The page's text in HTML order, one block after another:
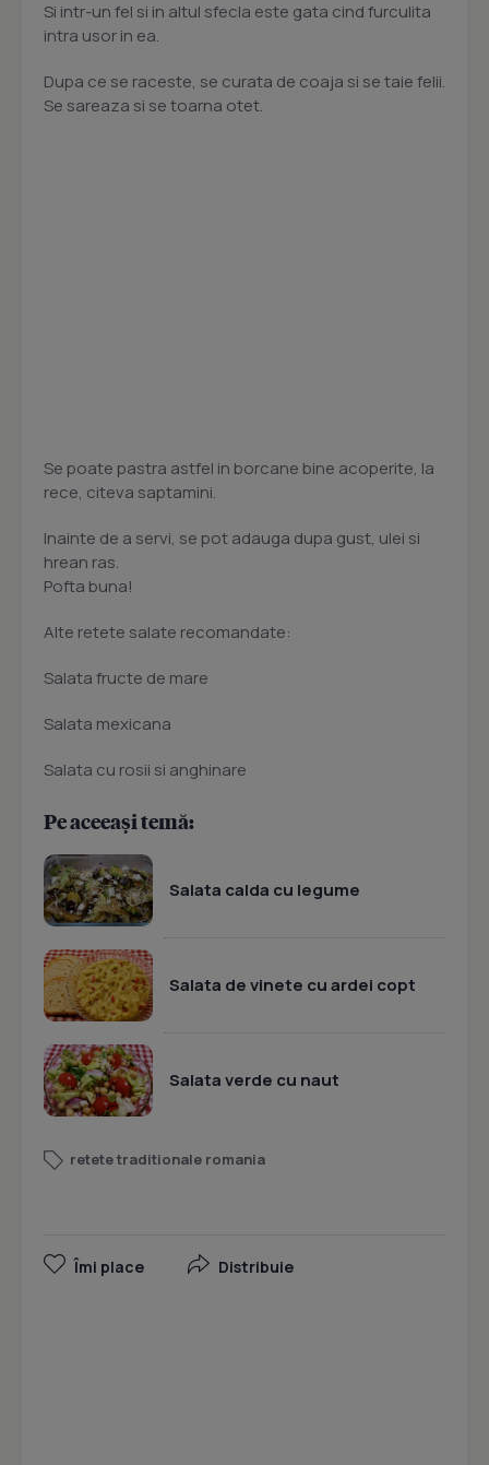
Si intr-un fel si in altul sfecla este gata cind furculita
intra usor in ea.
Dupa ce se raceste, se curata de coaja si se taie felii.
Se sareaza si se toarna otet.
Se poate pastra astfel in borcane bine acoperite, la
rece, citeva saptamini.
Inainte de a servi, se pot adauga dupa gust, ulei si
hrean ras.
Pofta buna!
Alte retete salate recomandate:
Salata fructe de mare
Salata mexicana
Salata cu rosii si anghinare
Pe aceeași temă:
Salata calda cu legume
Salata de vinete cu ardei copt
Salata verde cu naut
retete traditionale romania
Îmi place Distribuie